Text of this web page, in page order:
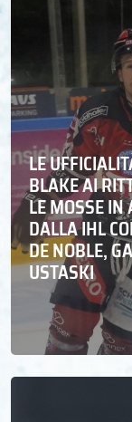
LE
BLAKE AI
LE MOSSE
DALLA IHL
DE NOBLE,
USTASKI